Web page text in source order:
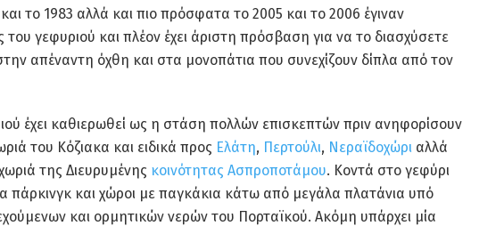
το 1983 αλλά και πιο πρόσφατα το 2005 και το 2006 έγιναν
του γεφυριού και πλέον έχει άριστη πρόσβαση για να το διασχύσετε
απέναντη όχθη και στα μονοπάτια που συνεχίζουν δίπλα από τον
έχει καθιερωθεί ως η στάση πολλών επισκεπτών πριν ανηφορίσουν
του Κόζιακα και ειδικά προς Ελάτη, Περτούλι, Νεραϊδοχώρι αλλά
της Διευρυμένης κοινότητας Ασπροποτάμου. Κοντά στο γεφύρι
πάρκινγκ και χώροι με παγκάκια κάτω από μεγάλα πλατάνια υπό
και ορμητικών νερών του Πορταϊκού. Ακόμη υπάρχει μία